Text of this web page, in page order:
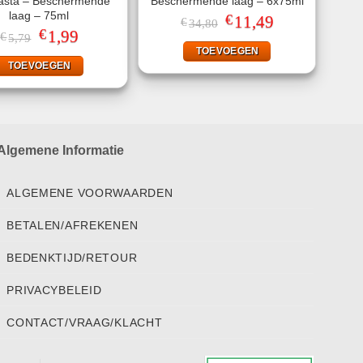
laag – 75ml
€5,79 Oorspronkelijke
prijs
was:
€5,79.
€ 1,99Huidige
prijs
is:
€1,99.
TOEVOEGEN
€34,80 Oorspronkelijke
prijs
was:
€34,80.
€ 11,49Huidige
prijs
TOEVOEGEN
Informatie
ALGEMENE VOORWAARDEN
BETALEN/AFREKENEN
BEDENKTIJD/RETOUR
PRIVACYBELEID
CONTACT/VRAAG/KLACHT